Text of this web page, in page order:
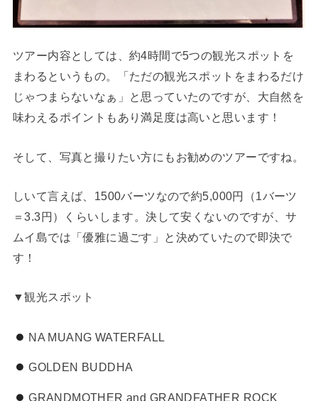
ツアー内容としては、約4時間で5つの観光スポットを
まわるというもの。「ただの観光スポットをまわるだけ
じゃつまらないなぁ」と思っていたのですが、大自然を
味わえるポイントもあり満足度は高いと思います！
そして、写真と撮りたい方にもお勧めのツアーですね。
しいて言えば、1500バーツなので約5,000円（1バーツ
＝3.3円）くらいします。決して安くないのですが、サ
ムイ島では「優雅に過ごす」と決めていたので即決で
す！
▼観光スポット
NA MUANG WATERFALL
GOLDEN BUDDHA
GRANDMOTHER and GRANDFATHER ROCK